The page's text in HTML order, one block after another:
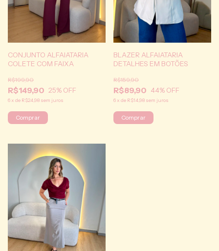
CONJUNTO ALFAIATARIA
COLETE COM FAIXA
R$149,90
R$199,90
25% OFF
6 x de R$24,98 sem juros
Comprar
BLAZER ALFAIATARIA
DETALHES EM BOTÕES
R$89,90
R$159,90
44% OFF
6 x de R$14,98 sem juros
Comprar